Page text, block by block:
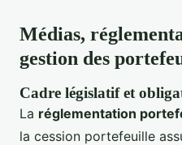
Médias,
gestion des
Cadre législatif et
La réglementation
la cession portefeuille